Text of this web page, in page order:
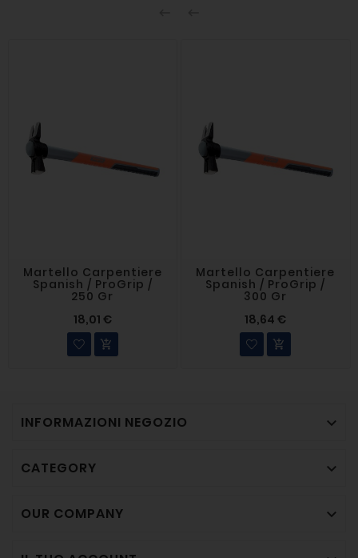
Martello Carpentiere
Spanish / ProGrip /
250 Gr
18,01 €

Martello Carpentiere
Spanish / ProGrip /
300 Gr
18,64 €

INFORMAZIONI NEGOZIO 
CATEGORY 
OUR COMPANY 